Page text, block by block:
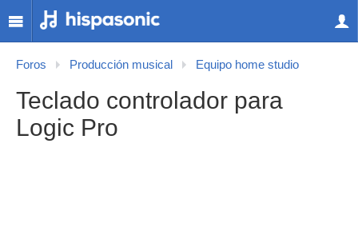
Foros Producción musical Equipo home studio
Teclado controlador para
Logic Pro